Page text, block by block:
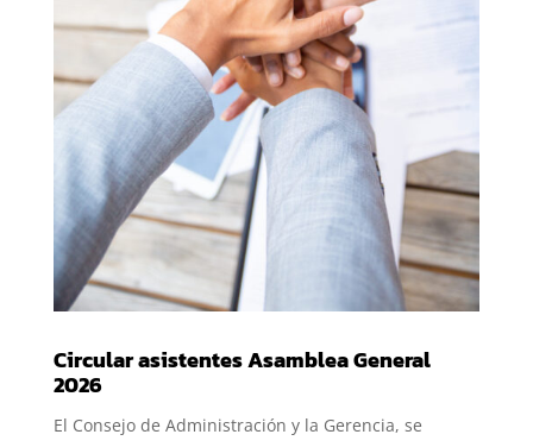
Circular asistentes Asamblea General
2026
El Consejo de Administración y la Gerencia, se